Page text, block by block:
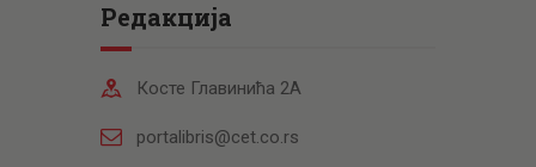
Редакција
Косте Главинића 2А
portalibris@cet.co.rs